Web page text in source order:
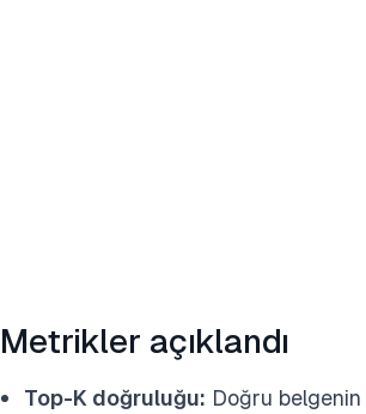
Metrikler açıklandı
Top-K doğruluğu: Doğru